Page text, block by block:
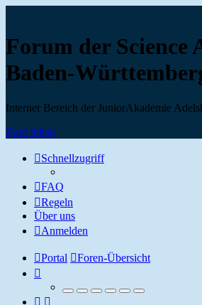
Forum der Science
Baden-
Interner Bereich der JuniorAkademie
Zum Inhalt
Schnellzugriff
FAQ
Regeln
Über uns
Anmelden
Portal Foren-Übersicht